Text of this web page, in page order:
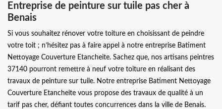
Entreprise de peinture sur tuile pas cher à
Benais
Si vous souhaitez rénover votre toiture en choisissant de peindre
votre toit ; n’hésitez pas à faire appel à notre entreprise Batiment
Nettoyage Couverture Etancheite. Sachez que, nos artisans peintres
37140 pourront remettre à neuf votre toiture en réalisant des
travaux de peinture sur tuile. Notre entreprise Batiment Nettoyage
Couverture Etancheite vous propose des travaux de qualité à un
tarif pas cher, défiant toutes concurrences dans la ville de Benais.